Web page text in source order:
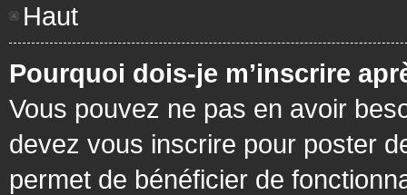
Haut
Pourquoi dois-je m’inscrire
Vous pouvez ne pas en avoir
devez vous inscrire pour poster
permet de bénéficier de